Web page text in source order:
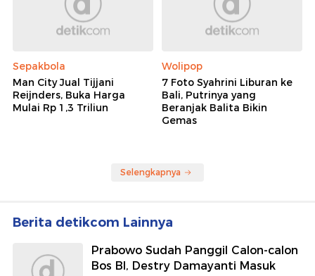
Sepakbola
Man City Jual Tijjani
Reijnders, Buka Harga
Mulai Rp 1,3 Triliun
Wolipop
7 Foto Syahrini Liburan ke
Bali, Putrinya yang
Beranjak Balita Bikin
Gemas
Selengkapnya
Berita detikcom Lainnya
Prabowo Sudah Panggil Calon-calon
Bos BI, Destry Damayanti Masuk